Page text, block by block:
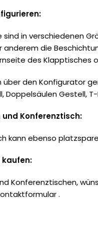
in verschiedenen
anderem die
des
den Konfigurator
Doppelsäulen Gestell,
Konferenztisch:
kann ebenso
Konferenztischen,
.